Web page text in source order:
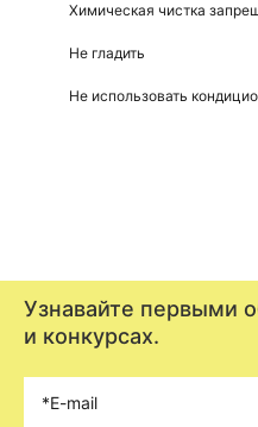
Химическая чистка
Не гладить
Не использовать
Узнавайте первыми
и конкурсах.